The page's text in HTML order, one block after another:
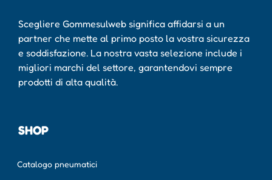
Scegliere Gommesulweb significa affidarsi a un
partner che mette al primo posto la vostra sicurezza
e soddisfazione. La nostra vasta selezione include i
migliori marchi del settore, garantendovi sempre
prodotti di alta qualità.
SHOP
Catalogo pneumatici